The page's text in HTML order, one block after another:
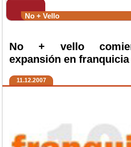
No + Vello
No + vello
expansión en franquicia
11.12.2007